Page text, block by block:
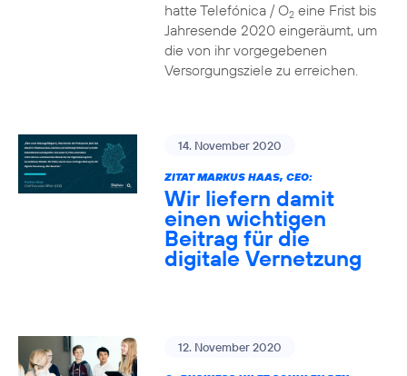
hatte Telefónica / O2eine Frist bis
Jahresende 2020 eingeräumt, um
die von ihr vorgegebenen
Versorgungsziele zu erreichen.
14. November 2020
ZITAT MARKUS HAAS, CEO:
Wir liefern damit
einen wichtigen
Beitrag für die
digitale Vernetzung
12. November 2020